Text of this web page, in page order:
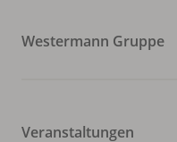
Westermann Gruppe
Veranstaltungen